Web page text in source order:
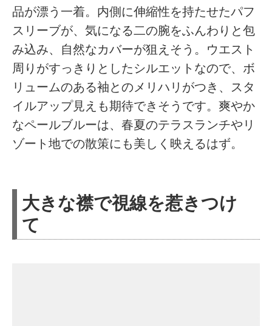
品が漂う一着。内側に伸縮性を持たせたパフ
スリーブが、気になる二の腕をふんわりと包
み込み、自然なカバーが狙えそう。ウエスト
周りがすっきりとしたシルエットなので、ボ
リュームのある袖とのメリハリがつき、スタ
イルアップ見えも期待できそうです。爽やか
なペールブルーは、春夏のテラスランチやリ
ゾート地での散策にも美しく映えるはず。
大きな襟で視線を惹きつけ
て